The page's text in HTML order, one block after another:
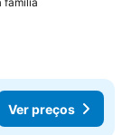
Ver preços